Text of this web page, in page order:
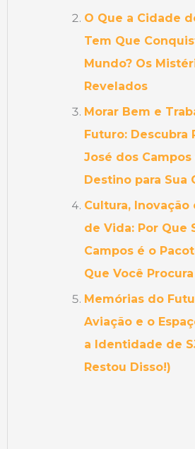
O Que a Cidade
Tem Que
Mundo? Os
Revelados
Morar Bem e
Futuro: Descubra
José dos
Destino para Sua
Cultura, Inovação
de Vida: Por Que
Campos é o
Que Você Procura
Memórias do
Aviação e o
a Identidade de
Restou Disso!)